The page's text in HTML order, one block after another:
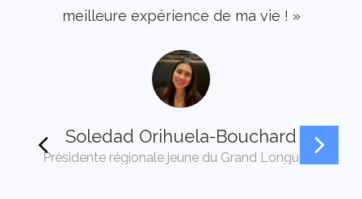
Soledad Orihuela-Bouchard
Présidente régionale jeune du Grand Longueuil
meilleure expérience de ma vie ! »